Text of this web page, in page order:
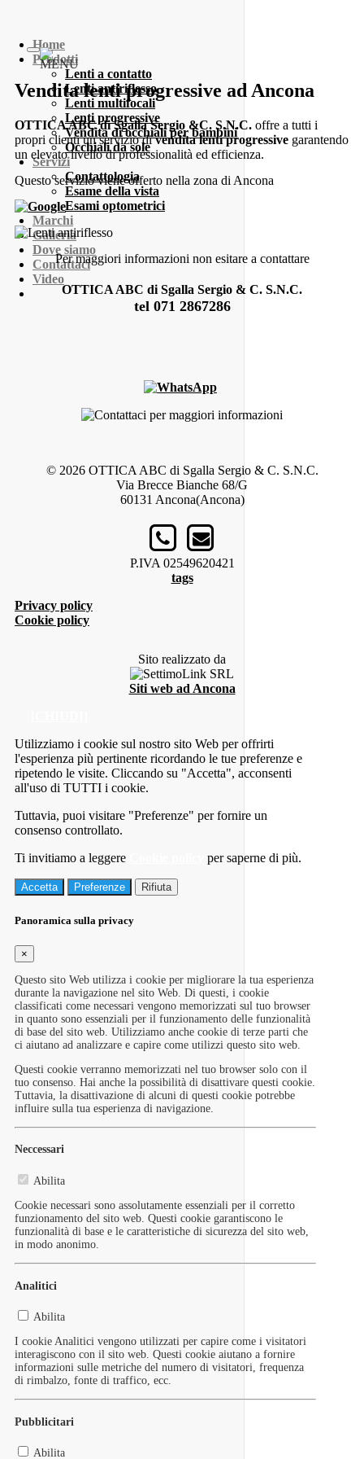
Home
Prodotti
Lenti a contatto
Lenti antiriflesso
Lenti multifocali
Lenti progressive
Vendita di occhiali per bambini
Occhiali da sole
Servizi
Contattologia
Esame della vista
Esami optometrici
Marchi
Galleria
Dove siamo
Contattaci
Video
MENU
Vendita lenti progressive ad Ancona
OTTICA ABC di Sgalla Sergio &C. S.N.C. offre a tutti i
propri clienti un servizio divendita lenti progressive garantendo
un elevato livello di professionalità ed efficienza.
Questo servizio viene offerto nella zona di Ancona
Per maggiori informazioni non esitare a contattare
OTTICA ABC di Sgalla Sergio & C. S.N.C.
tel 071 2867286
© 2026 OTTICA ABC di Sgalla Sergio & C. S.N.C.
Via Brecce Bianche 68/G
60131 Ancona(Ancona)
P.IVA 02549620421
tags
Privacy policy
Cookie policy
Sito realizzato da
Siti web ad Ancona
Utilizziamo i cookie sul nostro sito Web per offrirti
l'esperienza più pertinente ricordando le tue preferenze e
ripetendo le visite. Cliccando su "Accetta", acconsenti
all'uso di TUTTI i cookie.
Tuttavia, puoi visitare "Preferenze" per fornire un
consenso controllato.
Ti invitiamo a leggere
per saperne di più.
Accetta Preferenze Rifiuta
Panoramica sulla privacy
×
Questo sito Web utilizza i cookie per migliorare la tua esperienza
durante la navigazione nel sito Web. Di questi, i cookie
classificati come necessari vengono memorizzati sul tuo browser
in quanto sono essenziali per il funzionamento delle funzionalità
di base del sito web. Utilizziamo anche cookie di terze parti che
ci aiutano ad analizzare e capire come utilizzi questo sito web.
Questi cookie verranno memorizzati nel tuo browser solo con il
tuo consenso. Hai anche la possibilità di disattivare questi cookie.
Tuttavia, la disattivazione di alcuni di questi cookie potrebbe
influire sulla tua esperienza di navigazione.
Neccessari
Abilita
Cookie necessari sono assolutamente essenziali per il corretto
funzionamento del sito web. Questi cookie garantiscono le
funzionalità di base e le caratteristiche di sicurezza del sito web,
in modo anonimo.
Analitici
Abilita
I cookie Analitici vengono utilizzati per capire come i visitatori
interagiscono con il sito web. Questi cookie aiutano a fornire
informazioni sulle metriche del numero di visitatori, frequenza
di rimbalzo, fonte di traffico, ecc.
Pubblicitari
Abilita